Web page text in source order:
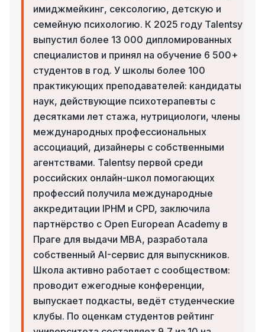
имиджмейкинг, сексологию, детскую и
семейную психологию. К 2025 году Talentsy
выпустил более 13 000 дипломированных
специалистов и принял на обучение 6 500+
студентов в год. У школы более 100
практикующих преподавателей: кандидаты
наук, действующие психотерапевты с
десятками лет стажа, нутрициологи, члены
международных профессиональных
ассоциаций, дизайнеры с собственными
агентствами. Talentsy первой среди
российских онлайн-школ помогающих
профессий получила международные
аккредитации IPHM и CPD, заключила
партнёрство с Open European Academy в
Праге для выдачи MBA, разработала
собственный AI-сервис для выпускников.
Школа активно работает с сообществом:
проводит ежегодные конференции,
выпускает подкасты, ведёт студенческие
клубы. По оценкам студентов рейтинг